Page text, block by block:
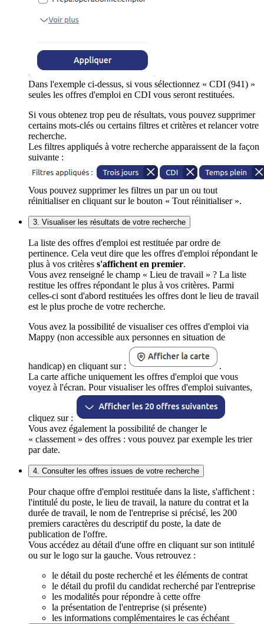
Dans l'exemple ci-dessus, si vous sélectionnez « CDI (941) »
seules les offres d'emploi en CDI vous seront restituées.
Si vous obtenez trop peu de résultats, vous pouvez supprimer
certains mots-clés ou certains filtres et critères et relancer votre
recherche.
Les filtres appliqués à votre recherche apparaissent de la façon
suivante :
Vous pouvez supprimer les filtres un par un ou tout
réinitialiser en cliquant sur le bouton « Tout réinitialiser ».
3. Visualiser les résultats de votre recherche
La liste des offres d'emploi est restituée par ordre de
pertinence. Cela veut dire que les offres d'emploi répondant le
plus à vos critères s'affichent en premier.
Vous avez renseigné le champ « Lieu de travail » ? La liste
restitue les offres répondant le plus à vos critères. Parmi
celles-ci sont d'abord restituées les offres dont le lieu de travail
est le plus proche de votre recherche.
Vous avez la possibilité de visualiser ces offres d'emploi via
Mappy (non accessible aux personnes en situation de
handicap) en cliquant sur :
.
La carte affiche uniquement les offres d'emploi que vous
voyez à l'écran. Pour visualiser les offres d'emploi suivantes,
cliquez sur :
Vous avez également la possibilité de changer le
« classement » des offres : vous pouvez par exemple les trier
par date.
4. Consulter les offres issues de votre recherche
Pour chaque offre d'emploi restituée dans la liste, s'affichent :
l'intitulé du poste, le lieu de travail, la nature du contrat et la
durée de travail, le nom de l'entreprise si précisé, les 200
premiers caractères du descriptif du poste, la date de
publication de l'offre.
Vous accédez au détail d'une offre en cliquant sur son intitulé
ou sur le logo sur la gauche. Vous retrouvez :
le détail du poste recherché et les éléments de contrat
le détail du profil du candidat recherché par l'entreprise
les modalités pour répondre à cette offre
la présentation de l'entreprise (si présente)
les informations complémentaires le cas échéant